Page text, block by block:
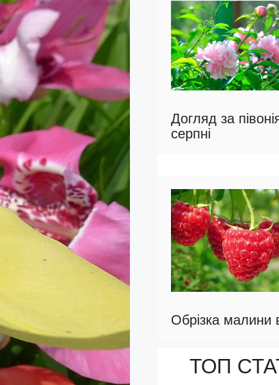
Догляд за
серпні
Обрізка малини
ТОП